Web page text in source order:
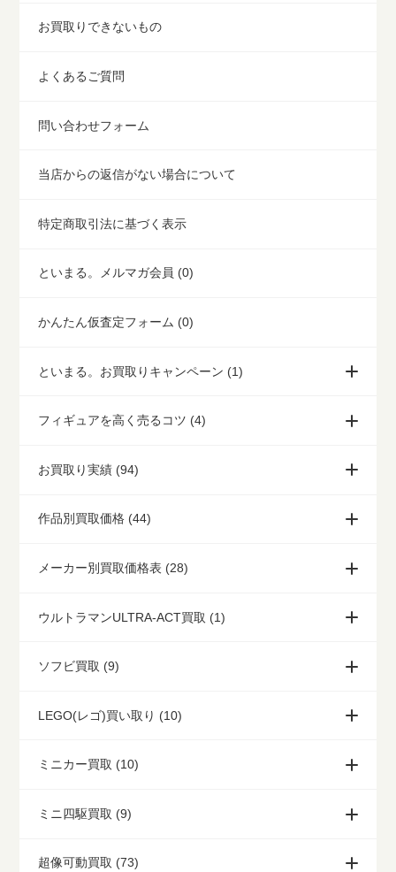
お買取りできないもの
よくあるご質問
問い合わせフォーム
当店からの返信がない場合について
特定商取引法に基づく表示
といまる。メルマガ会員 (0)
かんたん仮査定フォーム (0)
といまる。お買取りキャンペーン (1)
フィギュアを高く売るコツ (4)
お買取り実績 (94)
作品別買取価格 (44)
メーカー別買取価格表 (28)
ウルトラマンULTRA-ACT買取 (1)
ソフビ買取 (9)
LEGO(レゴ)買い取り (10)
ミニカー買取 (10)
ミニ四駆買取 (9)
超像可動買取 (73)